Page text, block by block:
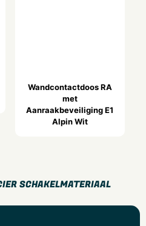
Wandcontactdoos RA
met
Aanraakbeveiliging E1
Alpin Wit
SCHAKELMATERIAAL